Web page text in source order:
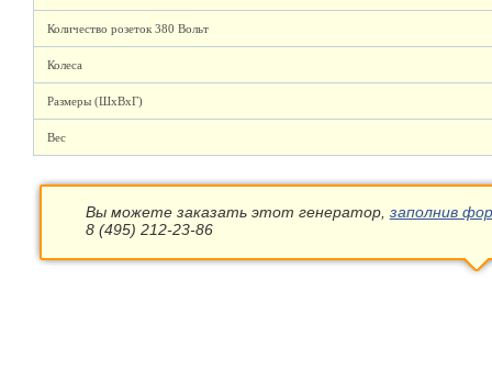
Количество розеток 380 Вольт
Колеса
Размеры (ШхВхГ)
Вес
Вы можете заказать этот генератор, заполнив
8 (495) 212-23-86